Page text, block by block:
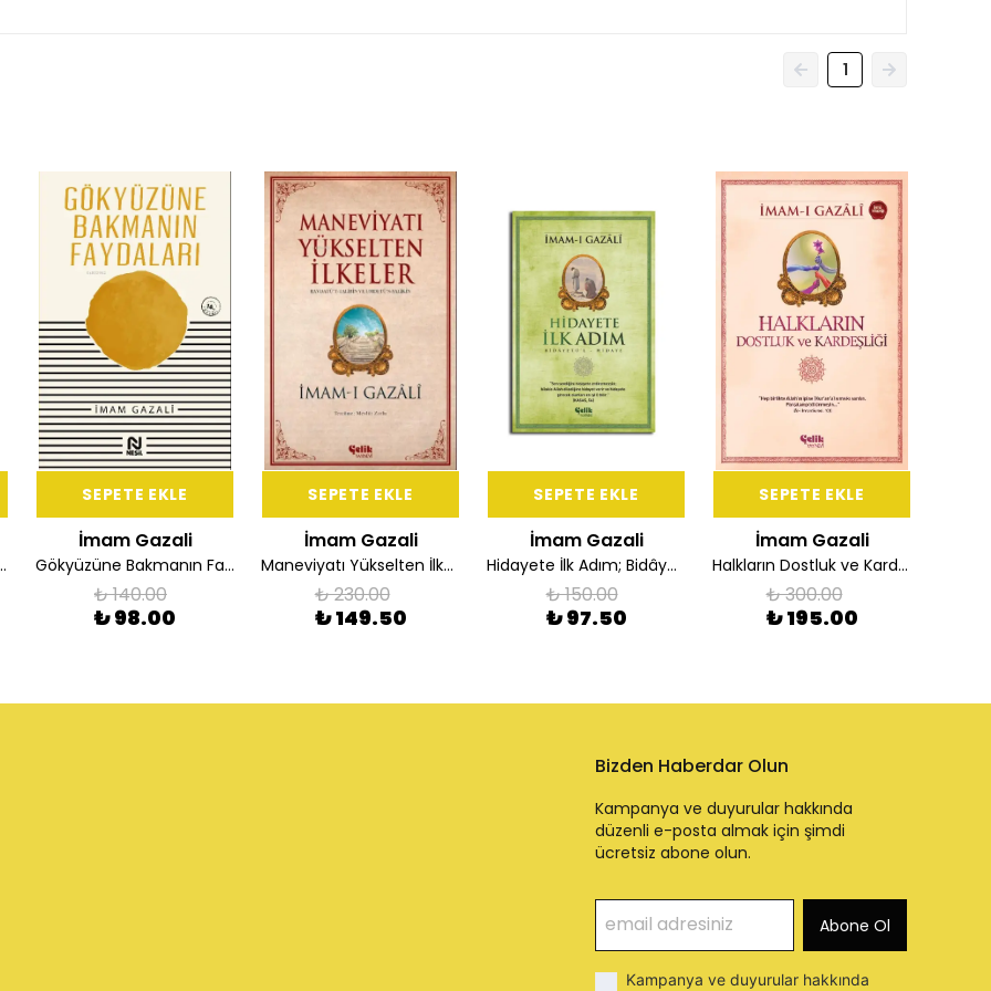
1
ve Cimrilik
SEPETE EKLE
İmam Gazali
Gökyüzüne Bakmanın Faydaları
₺ 140.00
₺ 98.00
SEPETE EKLE
İmam Gazali
Maneviyatı Yükselten İlkeler
₺ 230.00
₺ 149.50
SEPETE EKLE
İmam Gazali
Hidayete İlk Adım; Bidâyetü'l Hidaye
₺ 150.00
₺ 97.50
SEPETE EKLE
İmam Gazali
Halkların Dostluk ve Kardeşliği
₺ 300.00
₺ 195.00
Bizden Haberdar Olun
Kampanya ve duyurular hakkında
düzenli e-posta almak için şimdi
ücretsiz abone olun.
Abone Ol
Kampanya ve duyurular hakkında